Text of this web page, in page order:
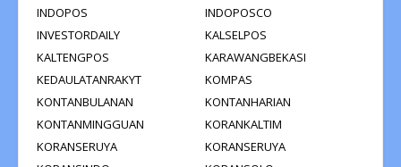
INDOPOS
INDOPOSCO
INVESTORDAILY
KALSELPOS
KALTENGPOS
KARAWANGBEKASI
KEDAULATANRAKYT
KOMPAS
KONTANBULANAN
KONTANHARIAN
KONTANMINGGUAN
KORANKALTIM
KORANSERUYA
KORANSERUYA